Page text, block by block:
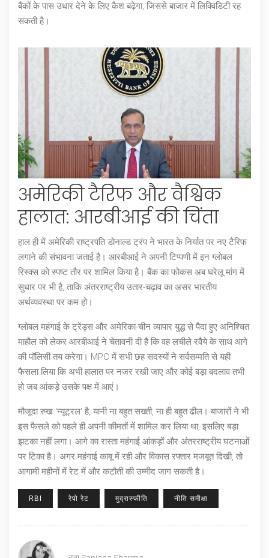
बैंकों के पास उधार देने के लिए कैश बढ़ेगा, जिससे बाजार में लिक्विडिटी रह
सकती है।
अमेरिकी टैरिफ और वैश्विक
हालात: आरबीआई की चिंता
हाल ही में अमेरिकी राष्ट्रपति डोनाल्ड ट्रंप ने भारत के निर्यात पर नए टैरिफ
लगाने की संभावना जताई है। आरबीआई ने अपनी टिप्पणी में इन ग्लोबल
रिस्क्स को स्पष्ट तौर पर शामिल किया है। बैंक का फोकस अब घरेलू मांग में
सुधार पर भी है, ताकि अंतरराष्ट्रीय उतार-चढ़ाव का असर भारतीय
अर्थव्यवस्था पर कम हो।
ग्लोबल महंगाई के ट्रेंड्स और अमेरिका-चीन व्यापार युद्ध से पैदा हुए अनिश्चित
माहौल को लेकर आरबीआई ने चेतावनी दी है कि वह लचीले रवैये के साथ आगे
की पॉलिसी तय करेगा। MPC में सभी छह सदस्यों ने सर्वसम्मति से यही
फैसला लिया कि अभी हालात पर नजर रखी जाए और कोई बड़ा बदलाव तभी
हो जब आंकड़े उसके पक्ष में आएं।
मौजूदा रुख 'न्यूट्रल' है, यानी ना बहुत सख्ती, ना ही बहुत ढील। बाजारों ने भी
इस फैसले को पहले ही अपनी कीमतों में शामिल कर लिया था, इसलिए बड़ा
झटका नहीं लगा। आगे का रास्ता महंगाई आंकड़ों और अंतरराष्ट्रीय घटनाओं
पर टिका है। अगर महंगाई काबू में रही और विकास रफ्तार मजबूत दिखी, तो
आगामी महीनों में रेट में और कटौती की उम्मीद जाग सकती है।
RBI रेपो रेट मुद्रास्फीति नीति समीक्षा